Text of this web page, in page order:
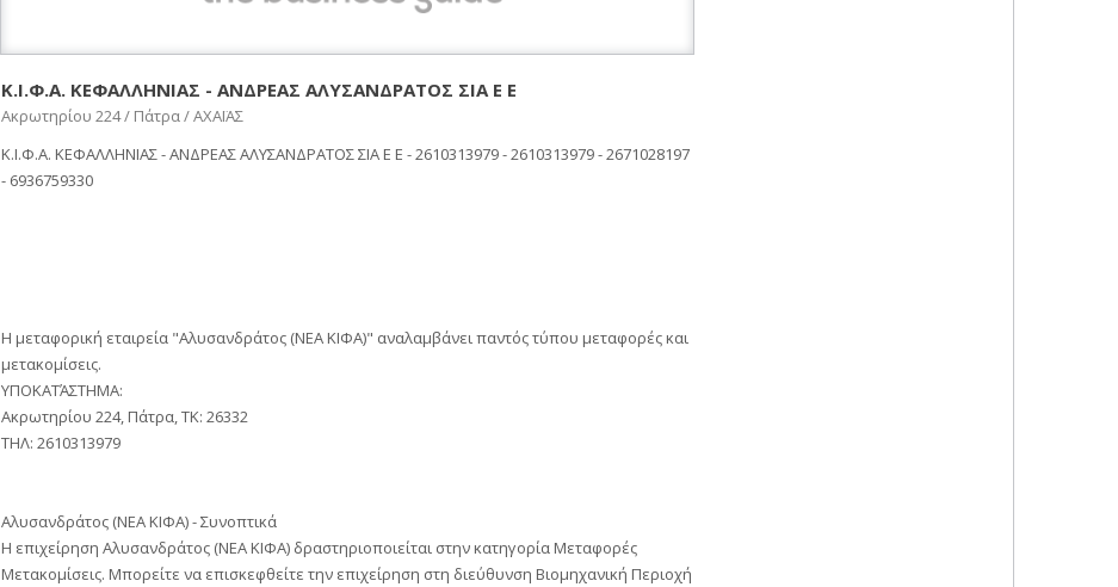
Κ.Ι.Φ.Α. ΚΕΦΑΛΛΗΝΙΑΣ - ΑΝΔΡΕΑΣ ΑΛΥΣΑΝΔΡΑΤΟΣ ΣΙΑ Ε Ε
Ακρωτηρίου 224 / Πάτρα / ΑΧΑΪΑΣ
Κ.Ι.Φ.Α. ΚΕΦΑΛΛΗΝΙΑΣ - ΑΝΔΡΕΑΣ ΑΛΥΣΑΝΔΡΑΤΟΣ ΣΙΑ Ε Ε - 2610313979 - 2610313979 - 2671028197
- 6936759330
Η μεταφορική εταιρεία "Αλυσανδράτος (ΝΕΑ ΚΙΦΑ)" αναλαμβάνει παντός τύπου μεταφορές και
μετακομίσεις.
ΥΠΟΚΑΤΆΣΤΗΜΑ:
Ακρωτηρίου 224, Πάτρα, ΤΚ: 26332
ΤΗΛ: 2610313979
Αλυσανδράτος (ΝΕΑ ΚΙΦΑ) - Συνοπτικά
Η επιχείρηση Αλυσανδράτος (ΝΕΑ ΚΙΦΑ) δραστηριοποιείται στην κατηγορία Μεταφορές
Μετακομίσεις. Μπορείτε να επισκεφθείτε την επιχείρηση στη διεύθυνση Βιομηχανική Περιοχή